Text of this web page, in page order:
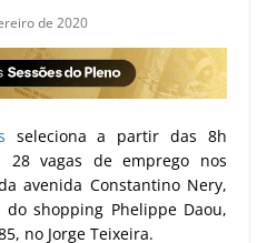
de 2020
seleciona a partir das 8h
28 vagas de emprego nos
avenida Constantino Nery,
do shopping Phelippe Daou,
no Jorge Teixeira.